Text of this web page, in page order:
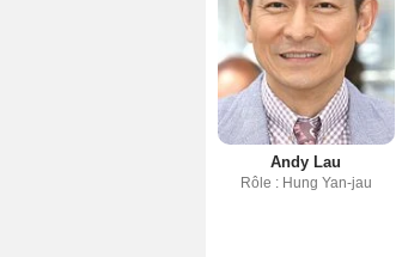
Andy Lau
Rôle : Hung Yan-jau